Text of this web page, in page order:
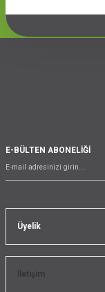
Üyelik
İletişim
E-BÜLTEN ABONELİĞİ